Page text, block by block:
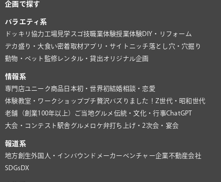
企画で探す
バラエティ系
ドッキリ協力 工場見学 スゴ技職業体験授業体験 DIY・リフォーム
デカ盛り・大食い密着取材アプリ・サイト ニッチ落とし穴・穴掘り
動物・ペット 監修 レンタル・貸出オリジナル企画
情報系
専門店ユニーク商品 日本初・世界初結婚相談・恋愛
体験教室・ワークショッププチ贅沢バズりました！ Z世代・昭和世代
老舗（創業100年以上）
ご当地グルメ 伝統・文化・行事ChatGPT
大会・コンテスト 駅舎グルメ ロケ弁打ち上げ・2次会・宴会
報道系
地方創生外国人・インバウンド メーカー ベンチャー企業不動産会社
SDGs DX